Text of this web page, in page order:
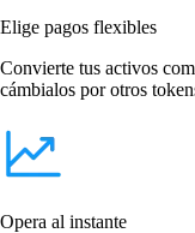
Elige pagos flexibles
Convierte tus activos
cámbialos por otros
Opera al instante